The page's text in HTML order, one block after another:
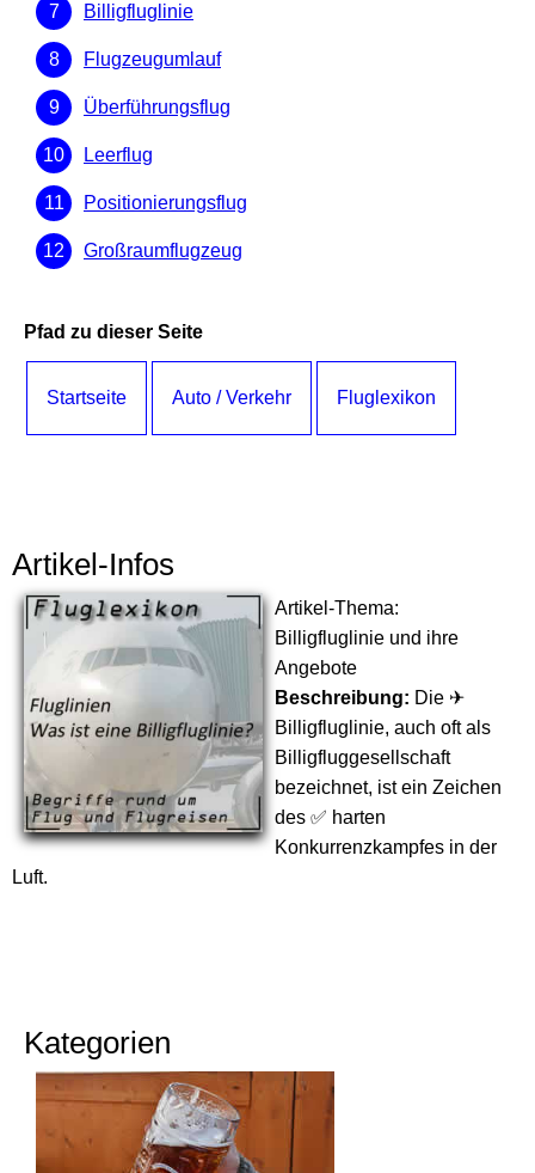
Billigfluglinie
Flugzeugumlauf
Überführungsflug
Leerflug
Positionierungsflug
Großraumflugzeug
Pfad zu dieser Seite
Startseite Auto / Verkehr Fluglexikon
Artikel-Infos
Artikel-Thema:
Billigfluglinie und ihre
Angebote
Beschreibung: Die ✈
Billigfluglinie, auch oft als
Billigfluggesellschaft
bezeichnet, ist ein Zeichen
des ✅ harten
Konkurrenzkampfes in der
Luft.
Kategorien